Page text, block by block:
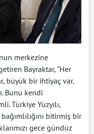
merkezine
Bayraktar, "Her
büyük bir ihtiyaç var.
Bunu kendi
Türkiye Yüzyılı,
bitirmiş bir
gece gündüz